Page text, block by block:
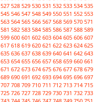
527 528 529 530 531 532 533 534 535
545 546 547 548 549 550 551 552 553
563 564 565 566 567 568 569 570 571
581 582 583 584 585 586 587 588 589
599 600 601 602 603 604 605 606 607
617 618 619 620 621 622 623 624 625
635 636 637 638 639 640 641 642 643
653 654 655 656 657 658 659 660 661
671 672 673 674 675 676 677 678 679
689 690 691 692 693 694 695 696 697
707 708 709 710 711 712 713 714 715
725 726 727 728 729 730 731 732 733